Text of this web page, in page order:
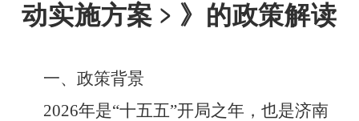
动实施方案﹥》的政策解读
一、政策背景
2026年是“十五五”开局之年，也是济南